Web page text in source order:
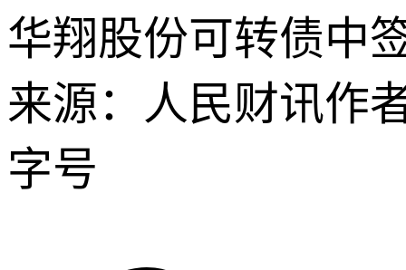
华翔股份可转债中
来源：人民财讯作
字号